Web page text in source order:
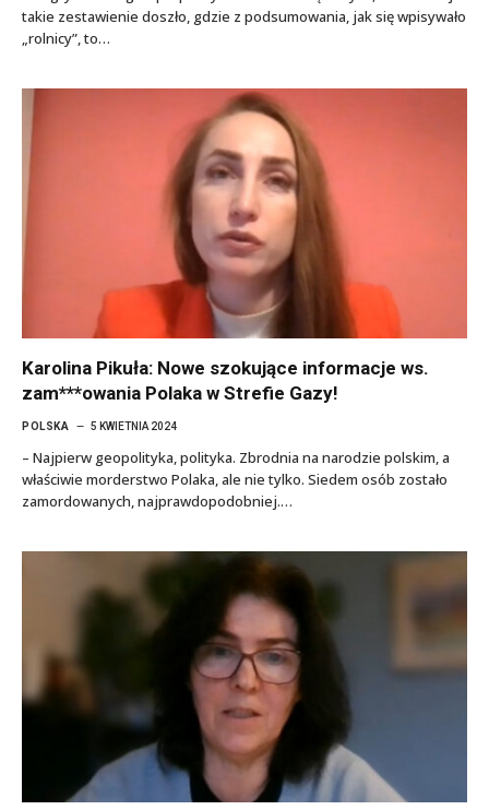
takie zestawienie doszło, gdzie z podsumowania, jak się wpisywało
„rolnicy”, to…
Karolina Pikuła: Nowe szokujące informacje ws.
zam***owania Polaka w Strefie Gazy!
POLSKA 5 KWIETNIA 2024
– Najpierw geopolityka, polityka. Zbrodnia na narodzie polskim, a
właściwie morderstwo Polaka, ale nie tylko. Siedem osób zostało
zamordowanych, najprawdopodobniej.…